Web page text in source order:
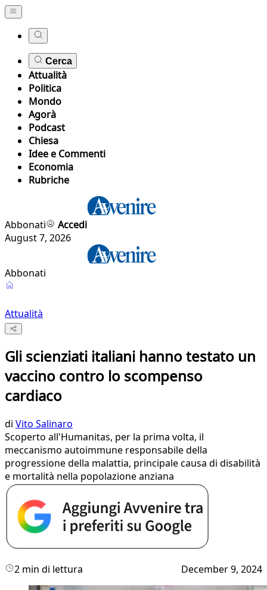
Cerca
Attualità
Politica
Mondo
Agorà
Podcast
Chiesa
Idee e Commenti
Economia
Rubriche
Abbonati
Accedi
August 7, 2026
Abbonati
Attualità
Gli scienziati italiani hanno testato un
vaccino contro lo scompenso
cardiaco
di Vito Salinaro
Scoperto all'Humanitas, per la prima volta, il
meccanismo autoimmune responsabile della
progressione della malattia, principale causa di disabilità
e mortalità nella popolazione anziana
2 min di lettura December 9, 2024